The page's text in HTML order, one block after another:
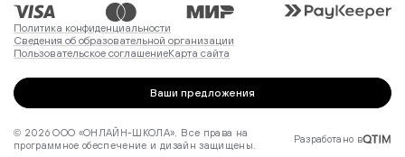
Политика конфиденциальности
Сведения об образовательной организации
Пользовательское соглашениеКарта сайта
Ваши предложения
© 2026 ООО «ОНЛАЙН-ШКОЛА». Все права на
программное обеспечение и дизайн защищены.
Разработано в